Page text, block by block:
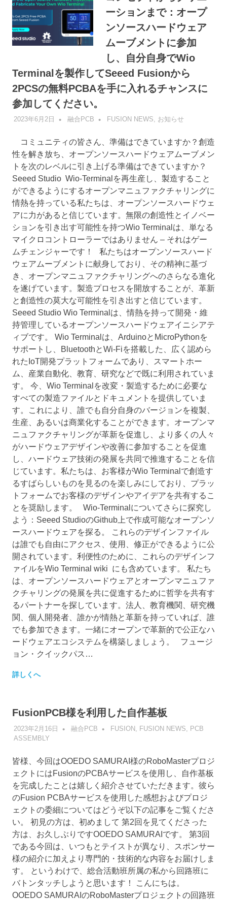
ーションまで：オープ
ンソースハードウェア
ムーブメントに参加
し、自分自身でWio
Terminalを製作してSeeed Fusionから
2PCSの無料PCBAを手に入れるチャンスに
参加してください。
2023年6月2日 融合PCB FUSION NEWS, お知らせ
コミュニティの皆さん、準備はできていますか？創造
性を解き放ち、オープンソースハードウェアムーブメン
トを次のレベルに引き上げる準備はできていますか？
Seeed Studio Wio-Terminalを再生産し、製造すること
ができるようにするオープンマニュファクチャリングに
情熱を持っている私たちは、オープンソースハードウェ
アに力があると信じています。無限の創造性とイノベー
ションを引き出す可能性を持つWio Terminalは、単なる
マイクロコントローラーではありません – それはゲー
ムチェンジャーです！ 私たちはオープンソースハード
ウェアムーブメントに献身しており、その精神に基づ
き、オープンマニュファクチャリングへのさらなる進化
を遂げています。製造プロセスを開放することが、革新
と創造性の莫大な可能性を引き出すと信じています。
Seeed Studio Wio Terminalは、情熱を持って開発・維
持管理しているオープンソースハードウェアイニシアテ
ィブです。 Wio Terminalは、ArduinoとMicroPythonを
サポートし、BluetoothとWi-Fiを搭載した、広く認めら
れたIoT開発プラットフォームであり、スマートホー
ム、産業自動化、教育、研究などで既に利用されていま
す。 今、Wio Terminalを改変・製造するために必要な
すべての製造ファイルとドキュメントを提供していま
す。これにより、誰でも自分自身のバージョンを複製、
生産、あるいは商業化することができます。オープンマ
ニュファクチャリングが革新を促進し、より多くの人々
がハードウェアデザインや改善に参加することを促進
し、ハードウェア技術の発展を共同で推進することを信
じています。私たちは、お客様がWio Terminalで創造す
るすばらしいものを見るのを楽しみにしており、プラッ
トフォームでお客様のデザインやアイデアを共有するこ
とを奨励します。 Wio-Terminalについてさらに探究し
よう：Seeed StudioのGithub上で作成可能なオープンソ
ースハードウェアを探る。 これらのデザインファイル
は誰でも自由にアクセス、使用、修正ができるように公
開されています。利便性のために、これらのデザインフ
ァイルをWio Terminal wiki にも含めています。 私たち
は、オープンソースハードウェアとオープンマニュファ
クチャリングの発展を共に促進するために哲学を共有す
るパートナーを探しています。法人、教育機関、研究機
関、個人開発者、誰かが情熱と革新を持っていれば、誰
でも参加できます。一緒にオープンで革新的で公正なハ
ードウェアエコシステムを構築しましょう。 フュージ
ョン・クイックパス…
詳しくへ
FusionPCB様を利用した自作基板
2023年2月16日 融合PCB FUSION, FUSION NEWS
PCB
ASSEMBLY
皆様、今回はOOEDO SAMURAI様のRoboMasterプロジ
ェクトにはFusionのPCBAサービスを使用し、自作基板
を完成したことは嬉しく紹介させていただきます。彼ら
のFusion PCBAサービスを使用した感想およびプロジ
ェクトの委細についてはどうぞ以下の記事をご覧くださ
い。 初見の方は、初めまして 第2回を見てくださった
方は、お久しぶりですOOEDO SAMURAIです。 第3回
である今回は、いつもとテイストが異なり、スポンサー
様の紹介に加えより専門的・技術的な内容をお届けしま
す。 というわけで、総合活動班所属の私から回路班に
バトンタッチしようと思います！ こんにちは。
OOEDO SAMURAIのRoboMasterプロジェクトの回路班